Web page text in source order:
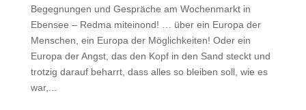
Begegnungen und Gespräche am Wochenmarkt in
Ebensee – Redma miteinond! … über ein Europa der
Menschen, ein Europa der Möglichkeiten! Oder ein
Europa der Angst, das den Kopf in den Sand steckt und
trotzig darauf beharrt, dass alles so bleiben soll, wie es
war,...